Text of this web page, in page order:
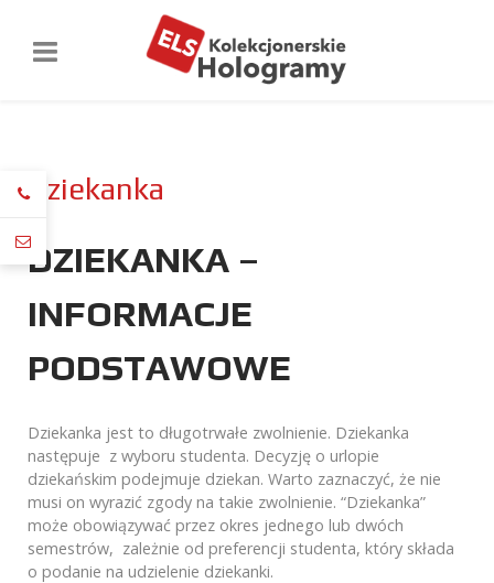
Dziekanka
DZIEKANKA –
INFORMACJE
PODSTAWOWE
Dziekanka jest to długotrwałe zwolnienie. Dziekanka
następuje z wyboru studenta. Decyzję o urlopie
dziekańskim podejmuje dziekan. Warto zaznaczyć, że nie
musi on wyrazić zgody na takie zwolnienie. “Dziekanka”
może obowiązywać przez okres jednego lub dwóch
semestrów, zależnie od preferencji studenta, który składa
o podanie na udzielenie dziekanki.